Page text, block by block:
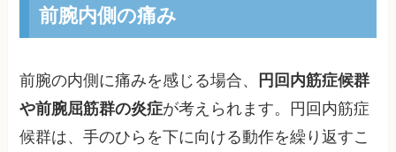
前腕内側の痛み
前腕の内側に痛みを感じる場合、
円回内筋症候群
や前腕屈筋群の炎症が考えられます。円回内筋症
候群は、手のひらを下に向ける動作を繰り返すこ